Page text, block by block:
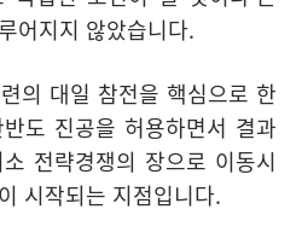
어지지 않았습니다.
의 대일 참전을 핵심으로 한
도 진공을 허용하면서 결과
전략경쟁의 장으로 이동시
시작되는 지점입니다.